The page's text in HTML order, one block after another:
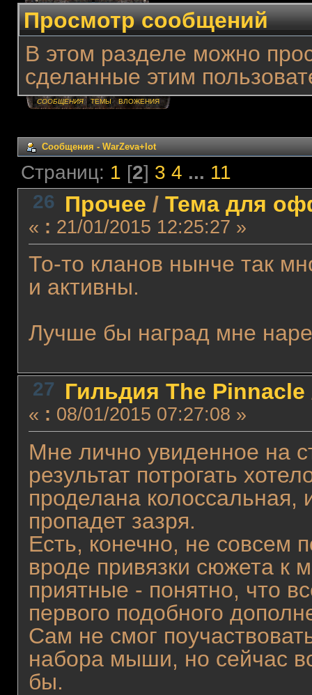
Просмотр сообщений
В этом разделе можно
сделанные этим
СООБЩЕНИЯ ТЕМЫ ВЛОЖЕНИЯ
Сообщения - WarZeva+lot
Страниц: 1 [2] 3 4 ... 11
26 Прочее / Тема для
« : 21/01/2015 12:25:27 »
То-то кланов нынче так
и активны.
Лучше бы наград мне
27 Гильдия The Pinnacle
« : 08/01/2015 07:27:08 »
Мне лично увиденное на
результат потрогать
проделана колоссальная,
пропадет зазря.
Есть, конечно, не совсем
вроде привязки сюжета к
приятные - понятно, что
первого подобного
Сам не смог
набора мыши, но сейчас
бы.